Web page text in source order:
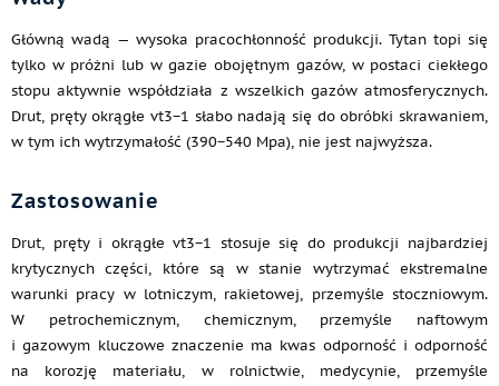
Główną wadą — wysoka pracochłonność produkcji. Tytan topi się
tylko w próżni lub w gazie obojętnym gazów, w postaci ciekłego
stopu aktywnie współdziała z wszelkich gazów atmosferycznych.
Drut, pręty okrągłe vt3−1 słabo nadają się do obróbki skrawaniem,
w tym ich wytrzymałość (390−540 Mpa), nie jest najwyższa.
Zastosowanie
Drut, pręty i okrągłe vt3−1 stosuje się do produkcji najbardziej
krytycznych części, które są w stanie wytrzymać ekstremalne
warunki pracy w lotniczym, rakietowej, przemyśle stoczniowym.
W petrochemicznym, chemicznym, przemyśle naftowym
i gazowym kluczowe znaczenie ma kwas odporność i odporność
na korozję materiału, w rolnictwie, medycynie, przemyśle